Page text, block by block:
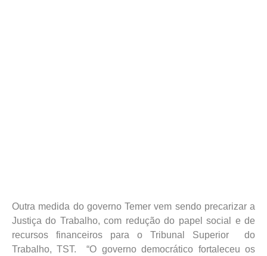
Outra medida do governo Temer vem sendo precarizar a
Justiça do Trabalho, com redução do papel social e de
recursos financeiros para o Tribunal Superior do
Trabalho, TST. “O governo democrático fortaleceu os